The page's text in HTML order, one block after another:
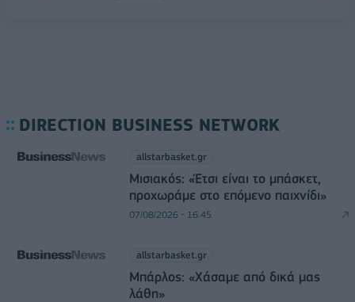
DIRECTION BUSINESS NETWORK
allstarbasket.gr
Μισιακός: «Έτσι είναι το μπάσκετ,
προχωράμε στο επόμενο παιχνίδι»
07/08/2026 - 16:45
allstarbasket.gr
Μπάρλος: «Χάσαμε από δικά μας
λάθη»